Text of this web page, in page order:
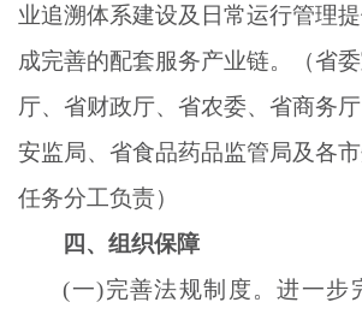
业追溯体系建设及日常运行管理
成完善的配套服务产业链。（省
厅、省财政厅、省农委、省商务
安监局、省食品药品监管局及各
任务分工负责）
四、组织保障
(一)完善法规制度。进一步